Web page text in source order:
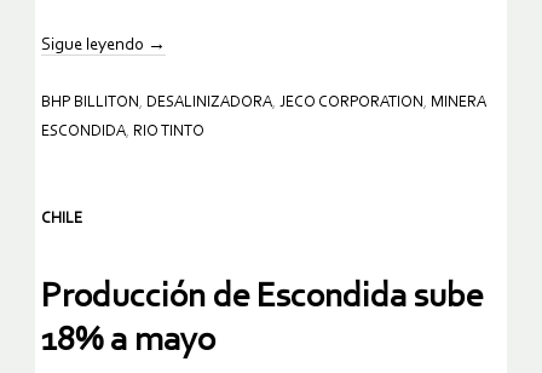
Sigue leyendo →
BHP BILLITON DESALINIZADORA JECO CORPORATION
MINERA
ESCONDIDA
RIO TINTO
CHILE
Producción de Escondida sube
18% a mayo